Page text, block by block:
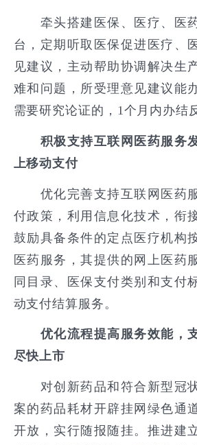
牵头搭建医保、医疗、医
台，定期听取医保促进医疗、
见建议，主动帮助协调解决生
难和问题，所受理意见建议能
需要研究论证的，1个月内办结
积极支持互联网医药服务
上移动支付
优化完善支持互联网医药
付政策，利用信息化技术，衔
鼓励具备条件的定点医疗机构
医药服务，其提供的网上医药
同目录、医保支付类别和支付
动支付结算服务。
优化流程提高服务效能，
尽快上市
对创新药品和符合新型冠
案的药品耗材开辟挂网绿色通
开放，实行随报随挂。推进建